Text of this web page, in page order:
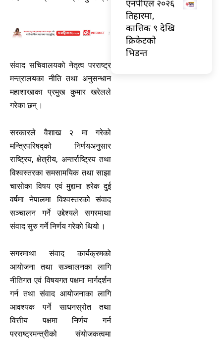
संवाद सचिवालयको नेतृत्व परराष्ट्र
मन्त्रालयका नीति तथा अनुसन्धान
महाशाखाका प्रमुख कुमार खरेलले
गरेका छन् ।
सरकारले वैशाख २ मा गरेको
मन्त्रिपरिषद्को निर्णयअनुसार
राष्ट्रिय, क्षेत्रीय, अन्तर्राष्ट्रिय तथा
विश्वस्तरका समसामयिक तथा साझा
चासोका विषय एवं मुद्दामा हरेक दुई
वर्षमा नेपालमा विश्वस्तरको संवाद
सञ्चालन गर्ने उद्देश्यले सगरमाथा
संवाद सुरु गर्ने निर्णय गरेको थियो ।
सगरमाथा संवाद कार्यक्रमको
आयोजना तथा सञ्चालनका लागि
नीतिगत एवं विषयगत पक्षमा मार्गदर्शन
गर्न तथा संवाद आयोजनाका लागि
आवश्यक पर्ने साधनस्रोत तथा
वित्तीय पक्षमा निर्णय गर्न
परराष्ट्रमन्त्रीको संयोजकत्वमा
एनपीएल २०२६
तिहारमा,
कात्तिक ९ देखि
क्रिकेटको
भिडन्त